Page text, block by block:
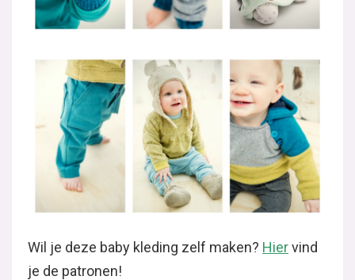
Wil je deze baby kleding zelf maken? Hiervind
je de patronen!